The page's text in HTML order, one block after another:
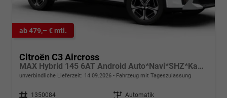
ab 479,– € mtl.
Citroën C3 Aircross
MAX Hybrid 145 6AT Android Auto*Navi*SHZ*Kamera*Totwinkel*Keyless*17"*Klimaauto
unverbindliche Lieferzeit: 14.09.2026 Fahrzeug mit Tageszulassung
Fahrzeugnr. 1350084 Getriebe Automatik